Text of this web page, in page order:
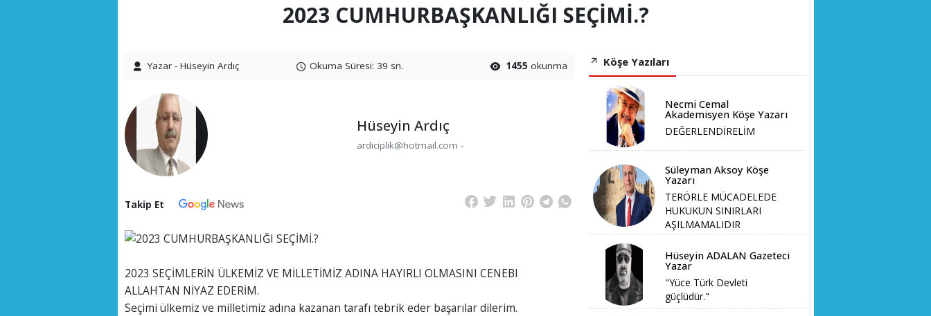
2023 CUMHURBAŞKANLIĞI SEÇİMİ.?
Yazar - Hüseyin Ardıç Okuma Süresi: 39 sn. 1455 okunma
Hüseyin Ardıç
ardiciplik@hotmail.com -
Takip Et
2023 SEÇİMLERİN ÜLKEMİZ VE MİLLETİMİZ ADINA HAYIRLI OLMASINI CENEBI
ALLAHTAN NİYAZ EDERİM.
Seçimi ülkemiz ve milletimiz adına kazanan tarafı tebrik eder başarılar dilerim.
Köşe Yazıları
Necmi Cemal
Akademisyen Köşe Yazarı
DEĞERLENDİRELİM
Süleyman Aksoy Köşe
Yazarı
TERÖRLE MÜCADELEDE
HUKUKUN SINIRLARI
AŞILMAMALIDIR
Hüseyin ADALAN Gazeteci
Yazar
"Yüce Türk Devleti
güçlüdür."